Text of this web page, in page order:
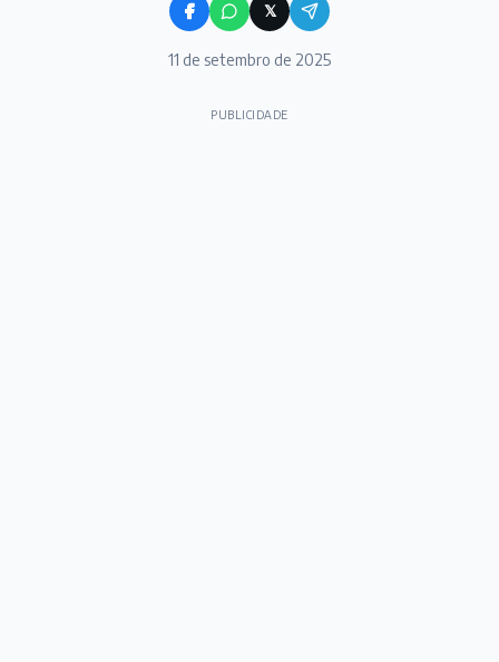
𝕏
11 de setembro de 2025
PUBLICIDADE